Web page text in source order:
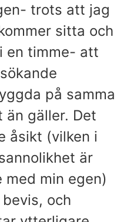
trots att jag
sitta och
en timme- att
på samma
än gäller. Det
åsikt (vilken i
är
med min egen)
och